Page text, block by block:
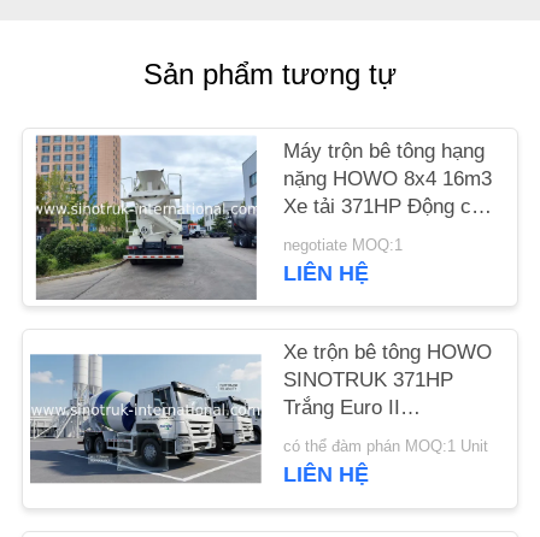
YÊU
CẦU
ĐẶT
GIÁ
SƠ
ĐỒ
TRANG
WEB
Sản phẩm tương tự
Máy trộn bê tông hạng
nặng HOWO 8x4 16m3
Xe tải 371HP Động cơ
giảm tốc độ PMP cho
xây dựng
negotiate MOQ:1
LIÊN HỆ
Xe trộn bê tông HOWO
SINOTRUK 371HP
Trắng Euro II
ZZ1257N3841W
có thể đàm phán MOQ:1 Unit
LIÊN HỆ